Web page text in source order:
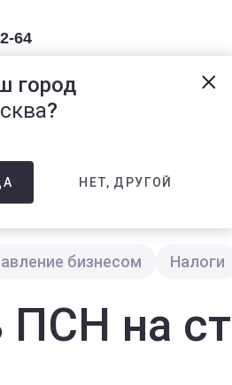
64
1С
на страховые взносы в
бизнесом Налоги
на
город
?
НЕТ, ДРУГОЙ